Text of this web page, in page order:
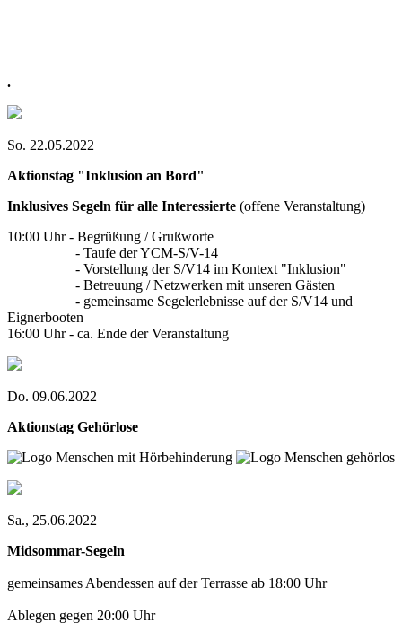
.
So. 22.05.2022
Aktionstag "Inklusion an Bord"
Inklusives Segeln für alle Interessierte (offene Veranstaltung)
10:00 Uhr - Begrüßung / Grußworte
- Taufe der YCM-S/V-14
- Vorstellung der S/V14 im Kontext "Inklusion"
- Betreuung / Netzwerken mit unseren Gästen
- gemeinsame Segelerlebnisse auf der S/V14 und
Eignerbooten
16:00 Uhr - ca. Ende der Veranstaltung
Do. 09.06.2022
Aktionstag Gehörlose
Sa., 25.06.2022
Midsommar-Segeln
gemeinsames Abendessen auf der Terrasse ab 18:00 Uhr
Ablegen gegen 20:00 Uhr